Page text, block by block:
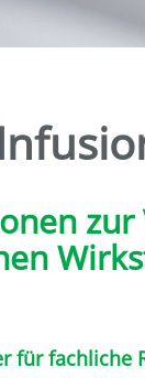
für fachliche